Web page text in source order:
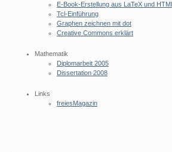
E-Book-Erstellung aus LaTeX und HTML
Tcl-Einführung
Graphen zeichnen mit dot
Creative Commons erklärt
Mathematik
Diplomarbeit 2005
Dissertation 2008
Links
freiesMagazin